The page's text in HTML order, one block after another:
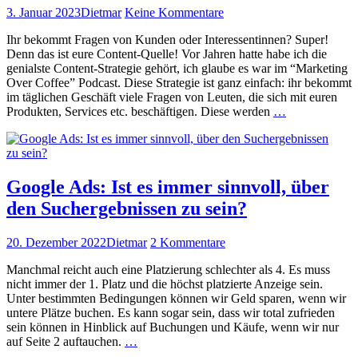
Veröffentlicht
3. Januar 2023Autor
Dietmar Keine Kommentarezu
Generation:
Warum
Emails
Gold
wert sind
Ihr bekommt Fra­gen von Kun­den oder Inter­essentin­nen? Super!
Denn das ist eure Con­tent-Quelle! Vor Jahren hat­te habe ich die
genial­ste Con­­tent-Strate­gie gehört, ich glaube es war im “Mar­ket­ing
Over Cof­fee” Pod­cast. Diese Strate­gie ist ganz ein­fach: ihr bekommt
im täglichen Geschäft viele Fra­gen von Leuten, die sich mit euren
Pro­duk­ten, Ser­vices etc. beschäfti­gen. Diese wer­den …
Gen­
tion:
Warum
Google Ads: Ist es immer sinnvoll, über
den Suchergebnissen zu sein?
Veröffentlicht
20. Dezember 2022Autor
Dietmar 2 Kommentarezu
Ads:
Ist
es
immer
sinnvoll,
Manch­mal reicht auch eine Platzierung schlechter als 4. Es muss
nicht immer der 1. Platz und die höchst platzierte Anzeige sein.
Unter bes­timmten Bedin­gun­gen kön­nen wir Geld sparen, wenn wir
untere Plätze buchen. Es kann sog­ar sein, dass wir total zufrieden
sein kön­nen in Hin­blick auf Buchun­gen und Käufe, wenn wir nur
auf Seite 2 auf­tauchen. …